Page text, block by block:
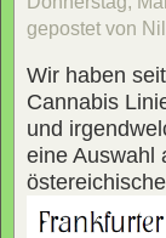
gepostet von
Wir haben
Cannabis
und
eine Auswahl